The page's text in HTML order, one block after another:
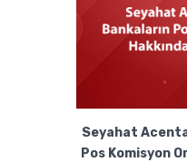
Seyahat
Pos Komisyon